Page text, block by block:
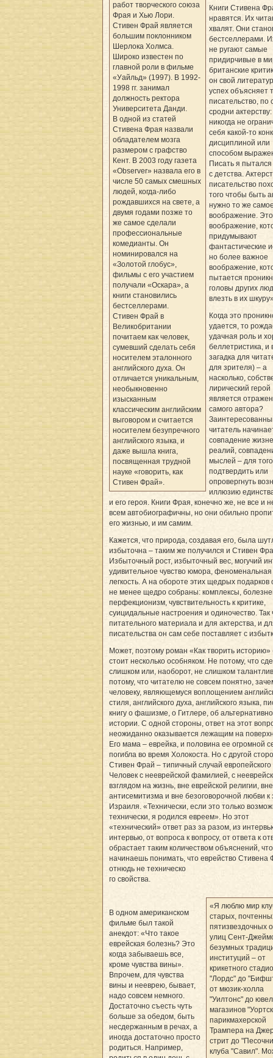
работ творческого союза
Фрая и Хью Лори.
Стивен Фрай является
большим поклонником
Шерлока Холмса.
Широко известен по
главной роли в фильме
«Уайльд» (1997). В 1992-
1998 гг. занимал
должность ректора
Университета Данди.
В одной из статей
Стивена Фрая назвали
обладателем мозга
размером с графство
Кент. В 2003 году газета
«Observer» назвала его в
числе 50 самых смешных
людей, когда-либо
рождавшихся на свете, а
двумя годами позже то
же самое сделали
профессиональные
комедианты. Он
номинировался на
«Золотой глобус»,
фильмы с его участием
получали «Оскара», а
книги становились
бестселлерами.
Стивен Фрай в
Великобритании
почитаем как человек,
сумевший сделать себя
носителем эталонного
английского духа. Он
отличается уникальным,
необыкновенно
изысканным
классическим английским
выговором и считается
носителем безупречного
английского языка, и
даже вышла книга,
посвященная трудной
науке «говорить, как
Стивен Фрай».
Книги Стивена
нравятся. Их
хвалят. Они
бестселлерами.
не ругают самые
придирчивые в
британские
он свой
успех объясняет
писательство, по
сродни
никогда не
себя какой-то
дисциплиной или
способом
Писать я пытался
с детства.
писательство
того чтобы быть
нужно то же
воображение.
воображение,
придумывают
фантастические
но более важное
воображение,
пытается
головы других
влезть в их
Когда это
удается, то
удачная роль и
беллетристика, и
загадка для
для зрителя) – а
насколько,
лирический герой
является
самого автора?
читатель
совпадение
реалий,
мыслей – для
подтвердить или
опроверг­нуть
иллюзию
и его героя. Книги Фрая, конечно же, не все и
всем автобиографичны, но они обильно
его жизнью, и им самим­.
Кажется, что природа, создавая его, была
избыточна – таким же получился и Стивен
Избыточный рост, избыточный вес, могучий
удивительное чувство юмора, феноменальная
легкость. А на обороте этих щедрых подарков
не менее щедро собраны: комп­лексы,
перфекционизм, чувствительность к критике,
суицидальные настроения и одиночество. Так
питательного материала и для актерства, и
писательства он сам себе поставляет с
Может, поэтому роман «Как творить историю»
стоит несколько особняком. Не потому, что
слишком или, наоборот, не слишком
потому, что читателю не совсем понятно,
человеку, являющемуся воплощением
стиля, английского духа, английского языка,
книгу о фашизме, о Гитлере, об
истории. С одной стороны, ответ на этот
неожиданно оказывается лежащим на
Его мама – еврейка, и половина ее огромной
погибла во время Холокоста. Но с другой
Стивен Фрай – типичный случай европейского
Человек с нееврейской фамилией, с
взглядом на жизнь, вне еврейской религии, вне
антисемитизма и вне безо­говорочной любви к
Израиля. «Технически, если это только
технически, я родился евреем». Но этот
«технический» ответ раз за разом, из
интервью, от вопроса к вопросу, от ответа к
обрастает таким количеством объяснений, что
начинаешь понимать, что еврейство Стивена
отнюдь не техническо
го свойства.
«Я люблю мир
старых,
пятизвездочных
улиц Сент-
безумных
институций – от
крикетного
"Лордс" до
от мюзик-холла
"Уилтонс" до
магазинов
парикмахерской
Трампера на
стрит до
клуба "Савил".
В одном американском
фильме был такой
анекдот: «Что такое
еврейская болезнь? Это
когда забываешь все,
кроме чувства вины».
Впро­чем, для чувства
вины и нееврею, бывает,
надо совсем немного.
Достаточно съесть чуть
больше за обедом, быть
несдержанным в речах, а
иногда достаточно просто
родиться. Например,